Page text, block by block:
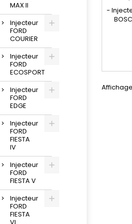
MAX II
Injecteur
FORD
COURIER
Injecteur
FORD
ECOSPORT
Injecteur
FORD
EDGE
Injecteur
FORD
FIESTA
IV
Injecteur
FORD
FIESTA V
Injecteur
FORD
FIESTA
-
445
986
, 1980
,
AA ,